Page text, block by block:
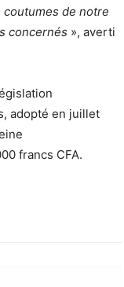
de notre
concernés », averti
adopté en juillet
francs CFA.